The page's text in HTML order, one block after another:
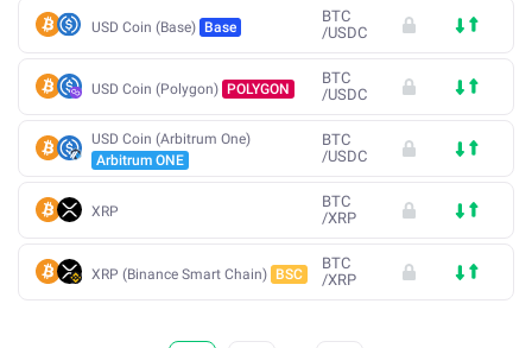
USD Coin (Base) Base
BTC
/USDC
USD Coin (Polygon) POLYGON
BTC
/USDC
USD Coin (Arbitrum One)
Arbitrum ONE
BTC
/USDC
XRP
BTC
/XRP
XRP (Binance Smart Chain) BSC
BTC
/XRP